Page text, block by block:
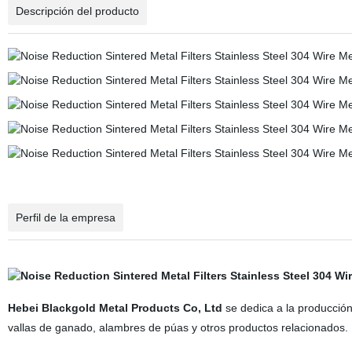
Descripción del producto
Perfil de la empresa
Hebei Blackgold Metal Products Co, Ltd se dedica a la
vallas de ganado, alambres de púas y otros productos